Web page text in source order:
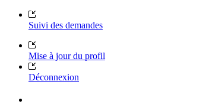
Suivi des demandes
Mise à jour du profil
Déconnexion